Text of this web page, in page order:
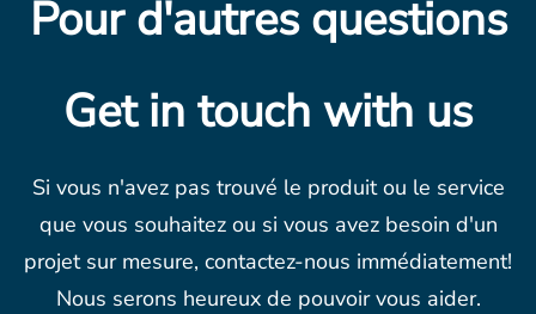
Pour d'autres questions
Get in touch with us
Si vous n'avez pas trouvé le produit ou le service
que vous souhaitez ou si vous avez besoin d'un
projet sur mesure, contactez-nous immédiatement!
Nous serons heureux de pouvoir vous aider.